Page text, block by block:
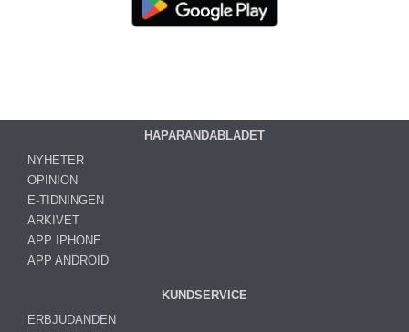
HAPARANDABLADET
NYHETER
OPINION
E-TIDNINGEN
ARKIVET
APP IPHONE
APP ANDROID
KUNDSERVICE
ERBJUDANDEN